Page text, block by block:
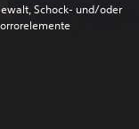
Schock- und/oder